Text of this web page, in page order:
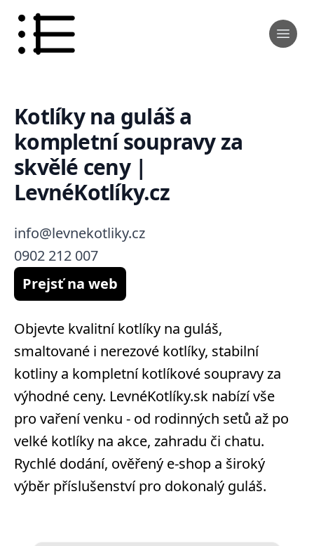
Kotlíky na guláš a
kompletní soupravy za
skvělé ceny |
LevnéKotlíky.cz
info@levnekotliky.cz
0902 212 007
Prejsť na web
Objevte kvalitní kotlíky na guláš,
smaltované i nerezové kotlíky, stabilní
kotliny a kompletní kotlíkové soupravy za
výhodné ceny. LevnéKotlíky.sk nabízí vše
pro vaření venku - od rodinných setů až po
velké kotlíky na akce, zahradu či chatu.
Rychlé dodání, ověřený e-shop a široký
výběr příslušenství pro dokonalý guláš.